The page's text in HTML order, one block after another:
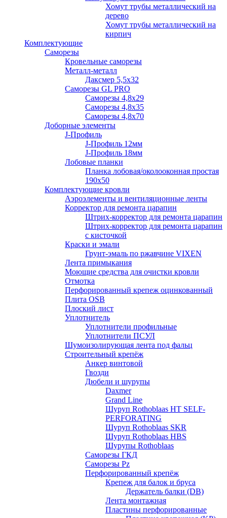
Хомут трубы металлический на
дерево
Хомут трубы металлический на
кирпич
Комплектующие
Саморезы
Кровельные саморезы
Металл-металл
Даксмер 5,5х32
Саморезы GL PRO
Сaморезы 4,8х29
Сaморезы 4,8х35
Сaморезы 4,8х70
Доборные элементы
J-Профиль
J-Профиль 12мм
J-Профиль 18мм
Лобовые планки
Планка лобовая/околооконная простая
190х50
Комплектующие кровли
Аэроэлементы и вентиляционные ленты
Корректор для ремонта царапин
Штрих-корректор для ремонта царапин
Штрих-корректор для ремонта царапин
с кисточкой
Краски и эмали
Грунт-эмаль по ржавчине VIXEN
Лента примыкания
Моющие средства для очистки кровли
Отмотка
Перфорированный крепеж оцинкованный
Плита OSB
Плоский лист
Уплотнитель
Уплотнители профильные
Уплотнители ПСУЛ
Шумоизолирующая лента под фальц
Строительный крепёж
Анкер винтовой
Гвозди
Дюбели и шурупы
Daxmer
Grand Line
Шуруп Rothoblaas HT SELF-
PERFORATING
Шуруп Rothoblaas SKR
Шуруп Rothoblaas НВS
Шурупы Rothoblaas
Саморeзы ГКД
Саморезы Pz
Перфорированный крепёж
Крепеж для балок и бруса
Держатель балки (DB)
Лента монтажнaя
Пластины перфорированные